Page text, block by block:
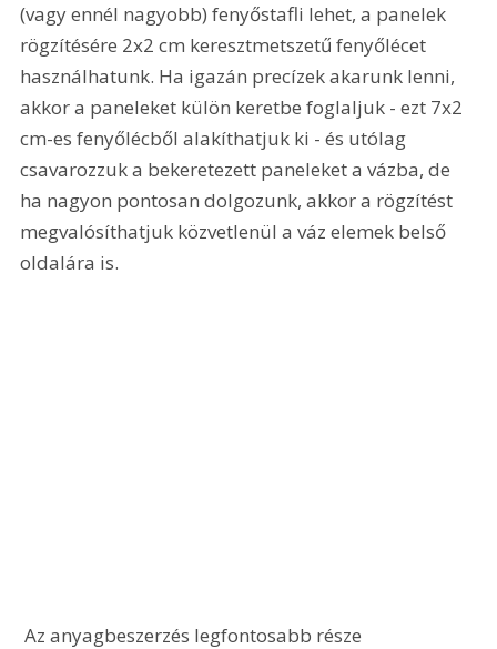
(vagy ennél nagyobb) fenyőstafli lehet, a panelek
rögzítésére 2x2 cm keresztmetszetű fenyőlécet
használhatunk. Ha igazán precízek akarunk lenni,
akkor a paneleket külön keretbe foglaljuk - ezt 7x2
cm-es fenyőlécből alakíthatjuk ki - és utólag
csavarozzuk a bekeretezett paneleket a vázba, de
ha nagyon pontosan dolgozunk, akkor a rögzítést
megvalósíthatjuk közvetlenül a váz elemek belső
oldalára is.
Az anyagbeszerzés legfontosabb része